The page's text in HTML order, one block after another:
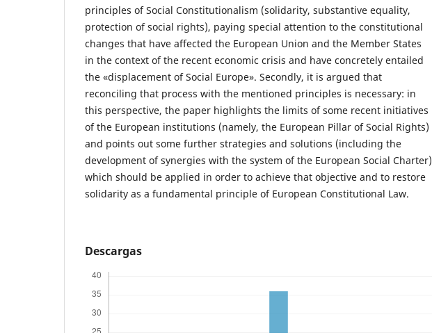
principles of Social Constitutionalism (solidarity, substantive equality,
protection of social rights), paying special attention to the constitutional
changes that have affected the European Union and the Member States
in the context of the recent economic crisis and have concretely entailed
the «displacement of Social Europe». Secondly, it is argued that
reconciling that process with the mentioned principles is necessary: in
this perspective, the paper highlights the limits of some recent initiatives
of the European institutions (namely, the European Pillar of Social Rights)
and points out some further strategies and solutions (including the
development of synergies with the system of the European Social Charter)
which should be applied in order to achieve that objective and to restore
solidarity as a fundamental principle of European Constitutional Law.
Descargas